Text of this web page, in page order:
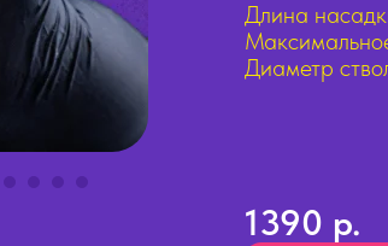
1390 р.
Длина
Диаметр